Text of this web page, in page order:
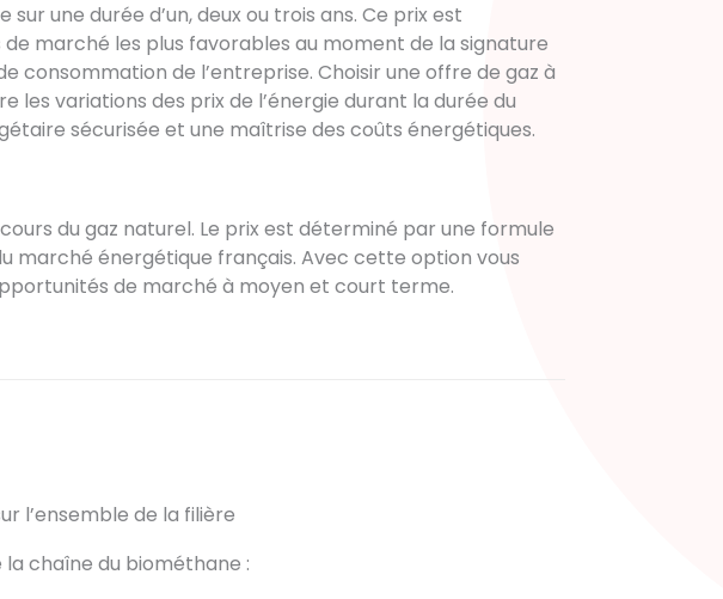
une durée d’un, deux ou trois ans. Ce prix est
marché les plus favorables au moment de la signature
consommation de l’entreprise. Choisir une offre de gaz à
les variations des prix de l’énergiedurant la durée du
sécurisée et une maîtrise des coûts énergétiques.
cours du gaz naturel. Le prix est déterminé par une formule
marché énergétique français. Avec cette option vous
de marché à moyen et court terme.
l’ensemble de la filière
chaîne du biométhane :